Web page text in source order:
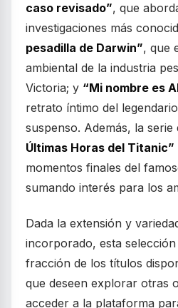
caso revisado”, que
investigaciones más
pesadilla de Darwin”, que
ambiental de la industria
Victoria; y “Mi nombre es
retrato íntimo del
suspenso. Además, la serie
Últimas Horas del Titanic”
momentos finales del
sumando interés para los
Dada la extensión y
incorporado, esta
fracción de los títulos
que deseen explorar otras
acceder a la plataforma